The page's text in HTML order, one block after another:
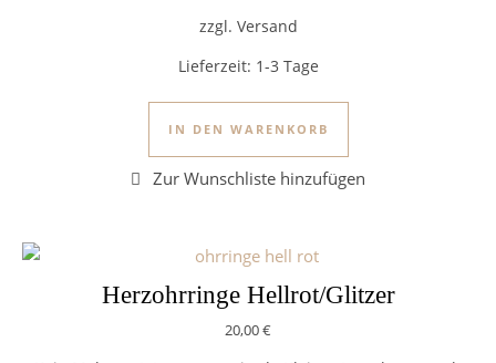
zzgl. Versand
Lieferzeit: 1-3 Tage
IN DEN WARENKORB
Herzohrringe Hellrot/Glitzer
20,00€